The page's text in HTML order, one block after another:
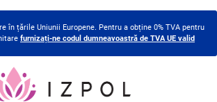
în țările Uniunii Europene. Pentru a obține 0% TVA pentru
furnizați-ne codul dumneavoastră de TVA UE valid